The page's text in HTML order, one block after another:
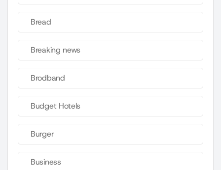
Bread
Breaking news
Brodband
Budget Hotels
Burger
Business